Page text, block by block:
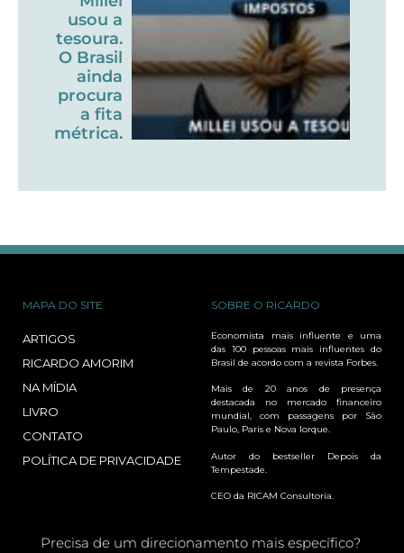
usou a
tesoura.
O Brasil
ainda
procura
a fita
métrica.
MAPA DO SITE
ARTIGOS
RICARDO AMORIM
NA MÍDIA
LIVRO
CONTATO
POLÍTICA DE PRIVACIDADE
SOBRE O RICARDO
Economista mais influente e uma
das 100 pessoas mais influentes do
Brasil de acordo com a revista Forbes.
Mais de 20 anos de presença
destacada no mercado financeiro
mundial, com passagens por São
Paulo, Paris e Nova Iorque.
Autor do bestseller Depois da
Tempestade.
CEO da RICAM Consultoria.
Precisa de um direcionamento mais específico?